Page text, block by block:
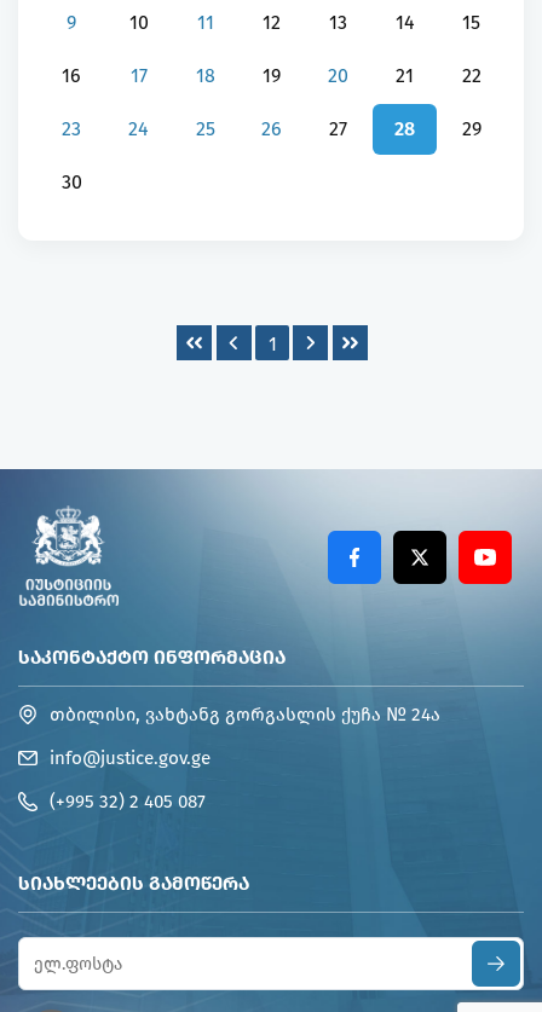
9 10 11 12 13 14 15
16 17 18 19 20 21 22
23 24 25 26 27 28 29
30
1
ᲡᲐᲙᲝᲜᲢᲐᲥᲢᲝ ᲘᲜᲤᲝᲠᲛᲐᲪᲘᲐ
თბილისი, ვახტანგ გორგასლის ქუჩა № 24ა
info@justice.gov.ge
(+995 32) 2 405 087
ᲡᲘᲐᲮᲚᲔᲔᲑᲘᲡ ᲒᲐᲛᲝᲬᲔᲠᲐ